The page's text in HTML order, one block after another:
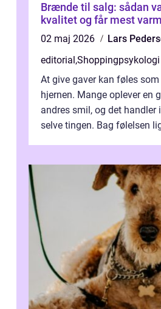
Brænde til salg: sådan
kvalitet og får mest
02 maj 2026
Lars
editorial,Shoppingpsykologi
At give gaver kan føles
hjernen. Mange oplever en
andres smil, og det handler
selve tingen. Bag følelsen